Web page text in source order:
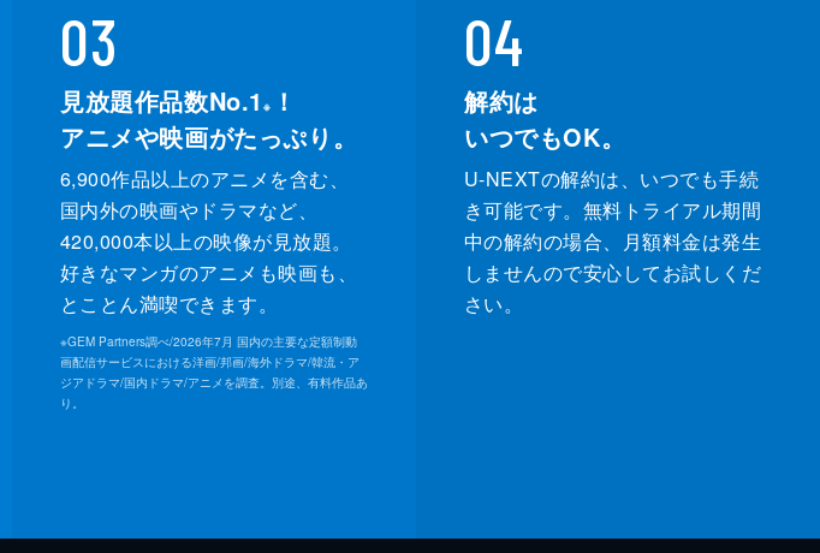
03
見放題作品数No.1 ※
！
アニメや映画がたっぷり。
6,900作品以上のアニメを含む、
国内外の映画やドラマなど、
420,000本以上の映像が見放題。
好きなマンガのアニメも映画も、
とことん満喫できます。
※GEM Partners調べ/2026年7⽉ 国内の主要な定額制動
画配信サービスにおける洋画/邦画/海外ドラマ/韓流・ア
ジアドラマ/国内ドラマ/アニメを調査。別途、有料作品あ
り。
04
解約は
いつでもOK。
U-NEXTの解約は、いつでも手続
き可能です。無料トライアル期間
中の解約の場合、月額料金は発生
しませんので安心してお試しくだ
さい。